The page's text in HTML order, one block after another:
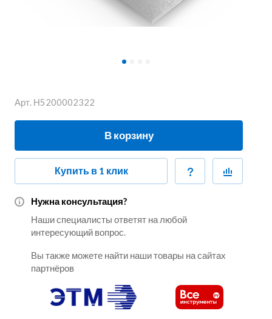
Арт. Н5200002322
В корзину
Купить в 1 клик
Нужна консультация?
Наши специалисты ответят на любой
интересующий вопрос.
Вы также можете найти наши товары на сайтах
партнёров